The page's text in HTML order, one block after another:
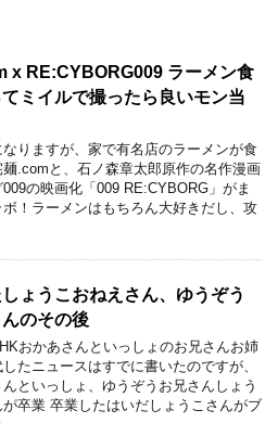
x RE:CYBORG009 ラーメン食
ミイルで撮ったら良いモン当
りますが、家で有名店のラーメンが食
.comと、石ノ森章太郎原作の名作漫画
の映画化「009 RE:CYBORG」がま
ボ！ラーメンはもちろん大好きだし、攻
ょうこおねえさん、ゆうぞう
のその後
おかあさんといっしょのお兄さんお姉
たニュースはすでに書いたのですが、
んといっしょ、ゆうぞうお兄さんしょう
が卒業 卒業したはいだしょうこさんがブ